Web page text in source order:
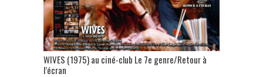
WIVES (1975) au ciné-club Le 7e genre/Retour à
l’écran